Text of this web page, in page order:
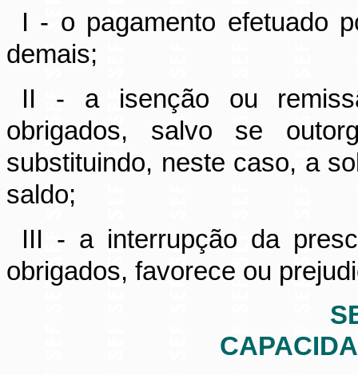
I - o pagamento efetuado
demais;
II - a isenção ou
obrigados, salvo se
substituindo, neste caso, a
saldo;
III - a interrupção da
obrigados, favorece ou